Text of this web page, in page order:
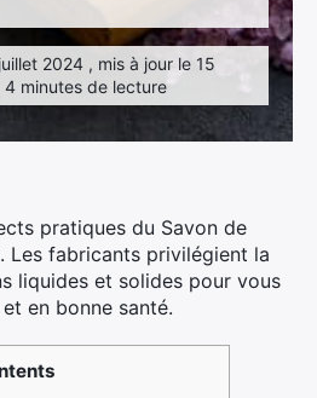
2024 , mis à jour le 15
minutes de lecture
pratiques du Savon de
Les fabricants privilégient la
liquides et solides pour vous
en bonne santé.